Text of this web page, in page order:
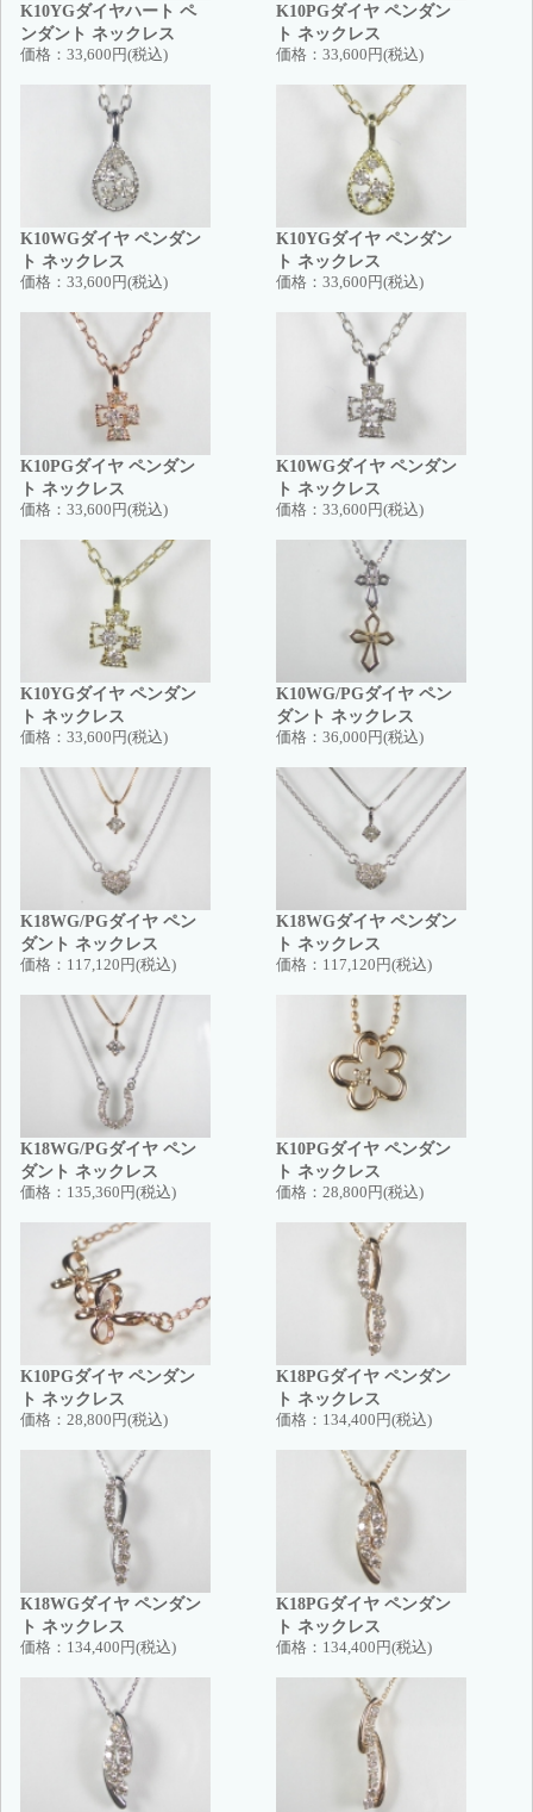
K10YGダイヤハート ペ
ンダント ネックレス
価格： 33,600円(税込)
K10PGダイヤ ペンダン
ト ネックレス
価格： 33,600円(税込)
K10WGダイヤ ペンダン
ト ネックレス
価格： 33,600円(税込)
K10YGダイヤ ペンダン
ト ネックレス
価格： 33,600円(税込)
K10PGダイヤ ペンダン
ト ネックレス
価格： 33,600円(税込)
K10WGダイヤ ペンダン
ト ネックレス
価格： 33,600円(税込)
K10YGダイヤ ペンダン
ト ネックレス
価格： 33,600円(税込)
K10WG/PGダイヤ ペン
ダント ネックレス
価格： 36,000円(税込)
K18WG/PGダイヤ ペン
ダント ネックレス
価格： 117,120円(税込)
K18WGダイヤ ペンダン
ト ネックレス
価格： 117,120円(税込)
K18WG/PGダイヤ ペン
ダント ネックレス
価格： 135,360円(税込)
K10PGダイヤ ペンダン
ト ネックレス
価格： 28,800円(税込)
K10PGダイヤ ペンダン
ト ネックレス
価格： 28,800円(税込)
K18PGダイヤ ペンダン
ト ネックレス
価格： 134,400円(税込)
K18WGダイヤ ペンダン
ト ネックレス
価格： 134,400円(税込)
K18PGダイヤ ペンダン
ト ネックレス
価格： 134,400円(税込)